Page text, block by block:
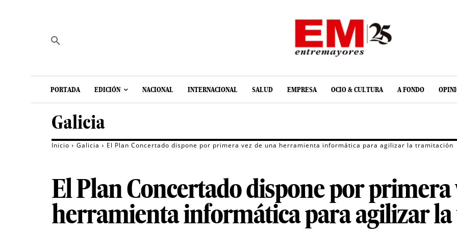
PORTADA EDICIÓN NACIONAL INTERNACIONAL SALUD EMPRESA OCIO & CULTURA A FONDO
Galicia
Inicio Galicia El Plan Concertado dispone por primera vez de una herramienta informática para agilizar la tramitación
El Plan Concertado dispone por primera
herramienta informática para agilizar